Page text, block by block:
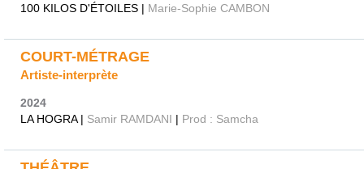
100 KILOS D'ÉTOILES | Marie-Sophie CAMBON
COURT-MÉTRAGE
Artiste-interprète
2024
LA HOGRA | Samir RAMDANI | Prod : Samcha